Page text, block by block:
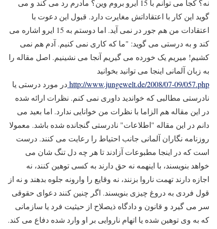
نه؟ کجا می توانم با 15 ایرو بروم وین؟ مادرم رد می کند و می
گوید این کار با اعتقاداتش مغایرت دارد. قبول این دعوت با
اعتقادات من هم جور در نمی آید. اما دوستم به 15 ایرو اشاره می
کند و به درستی می گوید: "ما که کاری نمی کنیم. آدم هم نمی
کشیم! میریم یک خورده می گیریم آنجا می نشینیم. اصل مقاله را
به زبان آلمانی اینجا می توانید بخوانید
http://www.jungewelt.de/2008/07-09/057.phpدر مورد درستی یا
نادرستی مطالبی که خواندید داوری نمی کنم. نظرات ارائه شده
در این مقاله هم الزاما با نظرات من خوانایی ندارد. اما بعید می
دانم در این مقاله "اطلاعات" نادرستی گنجانده شده باشد. معمولا
روزنامه نگاران آلمانی جانب احتیاط را رعایت می کنند. درست
است که در اینجا مطبوعات آزادند تا هر چه دل تنگ شان می
خواهد بنویسند، با اینهمه نه حق دارند به کسی توهین کنند، نه
اجازه دارند تهمت ناروا بزنند، نه وقایع را وارونه جلوه بدهند و نه از
قول فردی به دروغ چیزی بنویسند. اگر چنین کنند دعوای حقوقی
سر می گیرد و قانون و دادگاه ذیصلاح از حیثیت فرد یا سازمانی
که به وی توهین شده یا اتهام ناروایی بر او وارد شده دفاع می کند.